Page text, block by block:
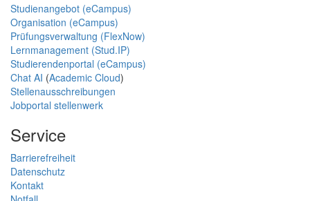
Studienangebot (eCampus)
Organisation (eCampus)
Prüfungsverwaltung (FlexNow)
Lernmanagement (Stud.IP)
Studierendenportal (eCampus)
Chat AI (Academic Cloud)
Stellenausschreibungen
Jobportal stellenwerk
Service
Barrierefreiheit
Datenschutz
Kontakt